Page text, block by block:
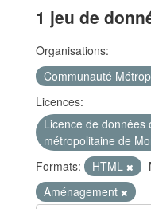
1 jeu de
Organisations:
Communauté
Licences:
Licence de données
métropolitaine de
Formats:
HTML
Aménagement